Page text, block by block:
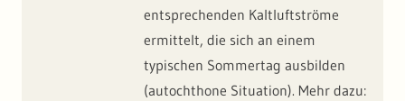
entsprechenden Kaltluftströme
ermittelt, die sich an einem
typischen Sommertag ausbilden
(autochthone Situation). Mehr dazu: